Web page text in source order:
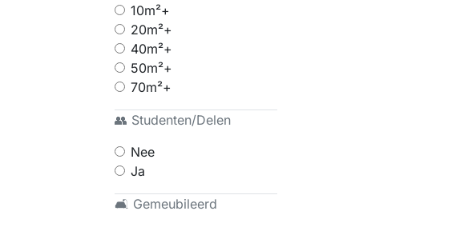
10m²+
20m²+
40m²+
50m²+
70m²+
👥 Studenten/Delen
Nee
Ja
🛋 Gemeubileerd